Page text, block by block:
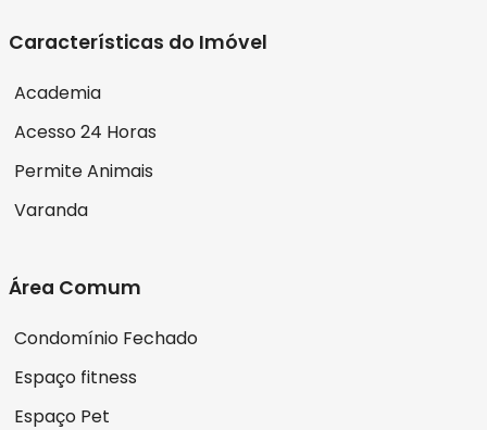
Características do Imóvel
Academia
Acesso 24 Horas
Permite Animais
Varanda
Área Comum
Condomínio Fechado
Espaço fitness
Espaço Pet